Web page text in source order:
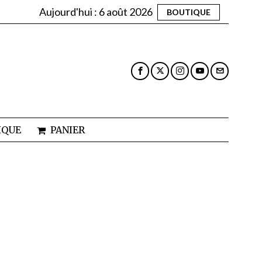
Aujourd'hui : 6 août 2026 BOUTIQUE
PANIER